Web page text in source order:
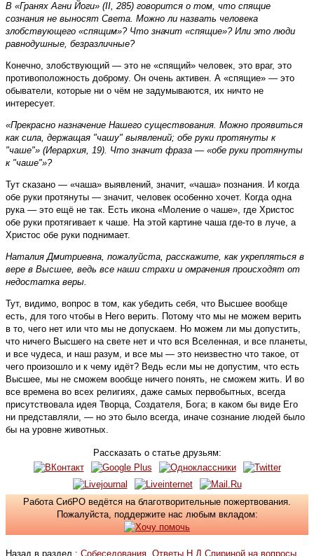
В «Гранях Агни Йоги» (II, 285) говорится о том, что спящие
сознания не выносят Света. Можно ли назвать человека
злобствующего «спящим»? Что значит «спящие»? Или это люди
равнодушные, безразличные?
Конечно, злобствующий — это не «спящий» человек, это враг, это
противоположность доброму. Он очень активен. А «спящие» — это
обыватели, которые ни о чём не задумываются, их ничто не
интересует.
«Прекрасно назначение Нашего существования. Можно проявиться
как сила, держащая "чашу" выявлений; обе руки протянуты к
"чаше"» (Иерархия, 19). Что значит фраза — «обе руки протянуты
к "чаше"»?
Тут сказано — «чаша» выявлений, значит, «чаша» познания. И когда
обе руки протянуты — значит, человек особенно хочет. Когда одна
рука — это ещё не так. Есть икона «Моление о чаше», где Христос
обе руки протягивает к чаше. На этой картине чаша где-то в луче, а
Христос обе руки поднимает.
Наталия Дмитриевна, пожалуйста, расскажите, как укрепляться в
вере в Высшее, ведь все наши страхи и омрачения происходят от
недостатка веры.
Тут, видимо, вопрос в том, как убедить себя, что Высшее вообще
есть, для того чтобы в Него верить. Потому что мы не можем верить
в то, чего нет или что мы не допускаем. Но можем ли мы допустить,
что ничего Высшего на свете нет и что вся Вселенная, и все планеты,
и все чудеса, и наш разум, и все мы — это неизвестно что такое, от
чего произошло и к чему идёт? Ведь если мы не допустим, что есть
Высшее, мы не сможем вообще ничего понять, не сможем жить. И во
все времена во всех религиях, даже самых первобытных, всегда
присутствовала идея Творца, Создателя, Бога; в каком бы виде Его
ни представляли, — но это было всегда, иначе сознание людей было
бы на уровне животных.
Рассказать о статье друзьям:
Работа СибРО ведётся на благотворительные пожертвования.
Пожалуйста, поддержите нас любым вкладом:
Назад в раздел : Собеседования. Ответы Н.Д.Спириной на вопросы